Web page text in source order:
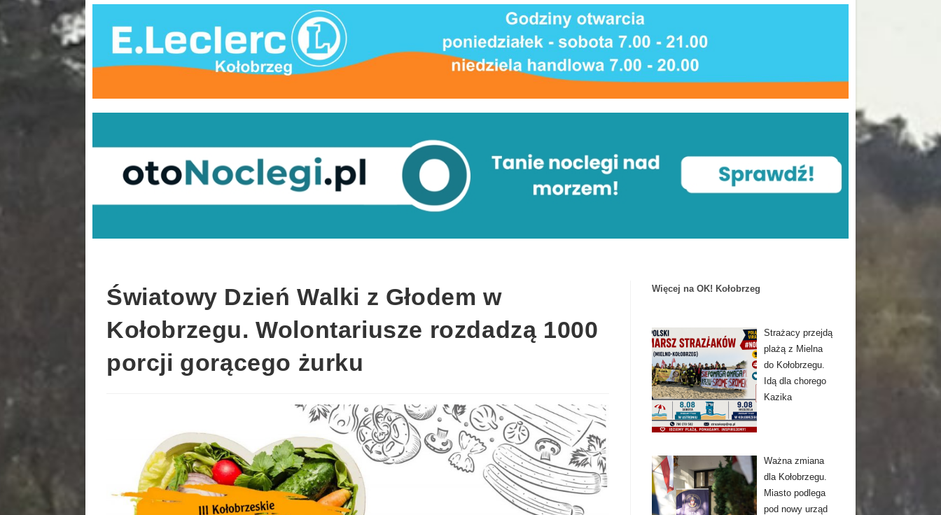
Światowy Dzień Walki z Głodem w
Kołobrzegu. Wolontariusze rozdadzą 1000
porcji gorącego żurku
Więcej na OK! Kołobrzeg
Strażacy przejdą
plażą z Mielna
do Kołobrzegu.
Idą dla chorego
Kazika
Ważna zmiana
dla Kołobrzegu.
Miasto podlega
pod nowy urząd